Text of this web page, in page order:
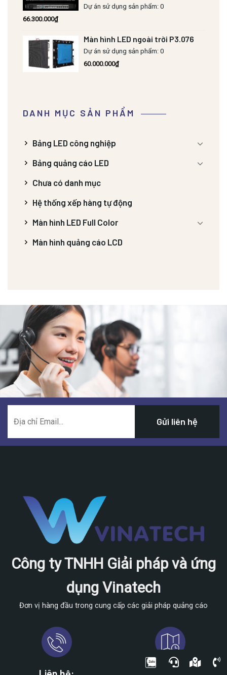
Dự án sử dụng sản phẩm: 0
66.300.000₫
Màn hình LED ngoài trời P3.076
Dự án sử dụng sản phẩm: 0
60.000.000₫
DANH MỤC SẢN PHẨM
Bảng LED công nghiệp
Bảng quảng cáo LED
Chưa có danh mục
Hệ thống xếp hàng tự động
Màn hình LED Full Color
Màn hình quảng cáo LCD
Công ty TNHH Giải pháp và ứng
dụng Vinatech
Đơn vị hàng đầu trong cung cấp các giải pháp quảng cáo